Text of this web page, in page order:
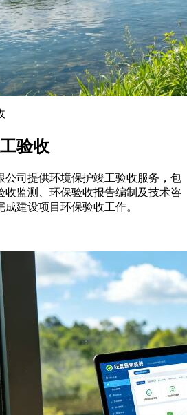
验收
公司提供环境保护竣工验收服务，包
收监测、环保验收报告编制及技术咨
建设项目环保验收工作。